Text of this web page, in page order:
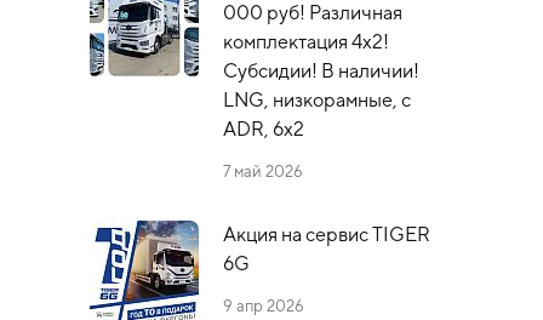
000 руб! Различная
комплектация 4х2!
Субсидии! В наличии!
LNG, низкорамные, с
ADR, 6x2
7 май 2026
Акция на сервис TIGER
6G
9 апр 2026